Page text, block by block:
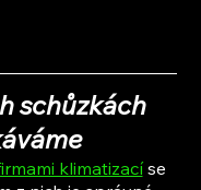
schůzkách
klimatizací se